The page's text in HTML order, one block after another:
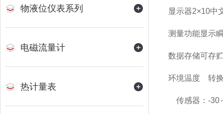
物液位仪表系列
电磁流量计
热计量表
显示器2×10中
测量功能显示
数据存储可存
环境温度 转
传感器：-30